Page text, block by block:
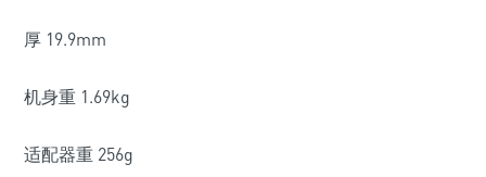
厚 19.9mm
机身重 1.69kg
适配器重 256g